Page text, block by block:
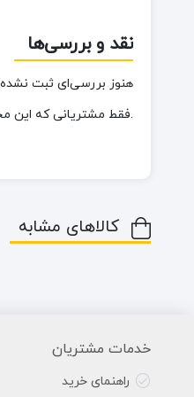
نقد و بررسی‌ها
هنوز بررسی‌ای ثبت
.فقط مشتریانی که این
کالاهای مشابه
خدمات مشتریان
راهنمای خرید